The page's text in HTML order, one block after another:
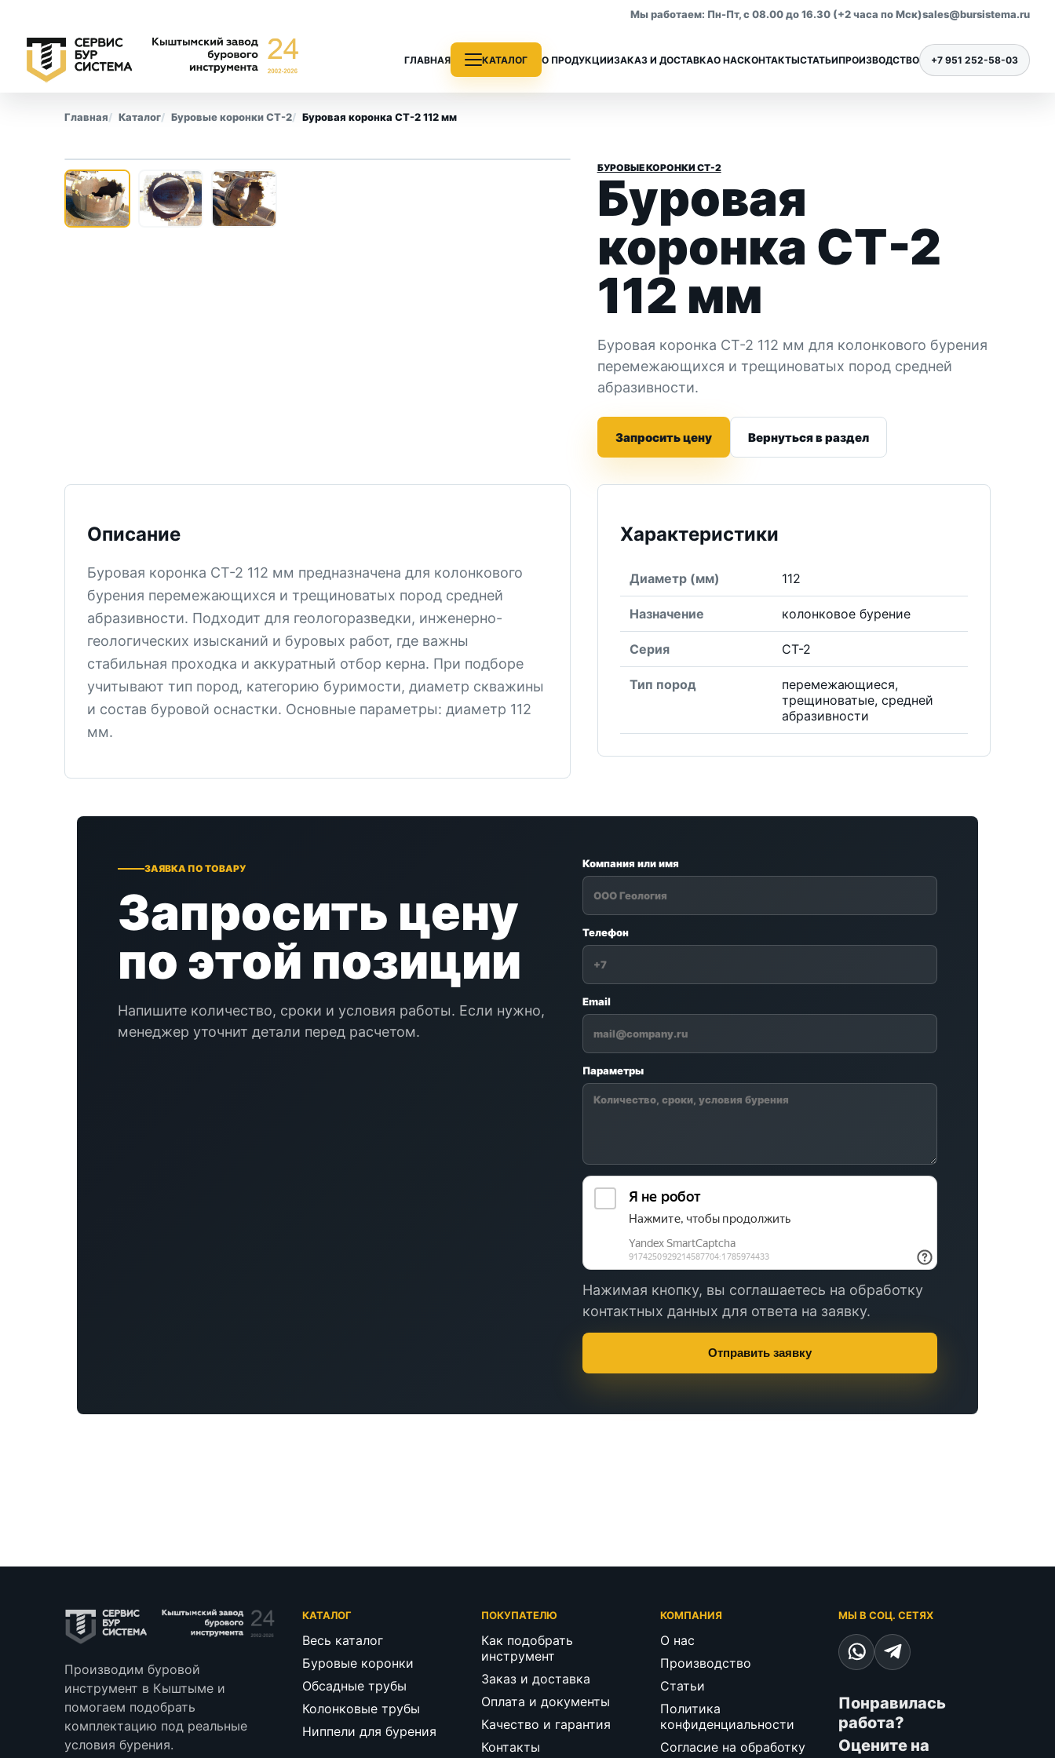
Мы работаем: Пн-Пт, с 08.00 до 16.30 (+2 часа по Мск)sales@bursistema.ru
ГЛАВНАЯ КАТАЛОГ
Буровые коронки
СА-6
СМ-5В
Все позиции раздела
Все позиции раздела Все позиции раздела
О ПРОДУКЦИИЗАКАЗ И ДОСТАВКАО НАСКОНТАКТЫСТАТЬИПРОИЗВОДСТВО +7 951 252-58-03
Главная Каталог Буровые коронки СТ-2 Буровая коронка СТ-2 112 мм
‹ › БУРОВЫЕ КОРОНКИ СТ-2
Буровая
коронка СТ-2
112 мм
Буровая коронка СТ-2 112 мм для колонкового бурения
перемежающихся и трещиноватых пород средней
абразивности.
Запросить цену Вернуться в раздел
Описание
Буровая коронка СТ-2 112 мм предназначена для колонкового
бурения перемежающихся и трещиноватых пород средней
абразивности. Подходит для геологоразведки, инженерно-
геологических изысканий и буровых работ, где важны
стабильная проходка и аккуратный отбор керна. При подборе
учитывают тип пород, категорию буримости, диаметр скважины
и состав буровой оснастки. Основные параметры: диаметр 112
мм.
Характеристики
Диаметр (мм) 112
Назначение колонковое бурение
Серия СТ-2
Тип пород
перемежающиеся,
трещиноватые, средней
абразивности
ЗАЯВКА ПО ТОВАРУ
Запросить цену
по этой позиции
Напишите количество, сроки и условия работы. Если нужно,
менеджер уточнит детали перед расчетом.
Компания или имя
Телефон
Email
Параметры
Нажимая кнопку, вы соглашаетесь на обработку
контактных данных для ответа на заявку.
Отправить заявку
Производим буровой
инструмент в Кыштыме и
помогаем подобрать
комплектацию под реальные
условия бурения.
КАТАЛОГ
Весь каталог
Буровые коронки
Обсадные трубы
Колонковые трубы
Ниппели для бурения
ПОКУПАТЕЛЮ
Как подобрать
инструмент
Заказ и доставка
Оплата и документы
Качество и гарантия
Контакты
КОМПАНИЯ
О нас
Производство
Статьи
Политика
конфиденциальности
Согласие на обработку
МЫ В СОЦ. СЕТЯХ
Понравилась
работа?
Оцените на